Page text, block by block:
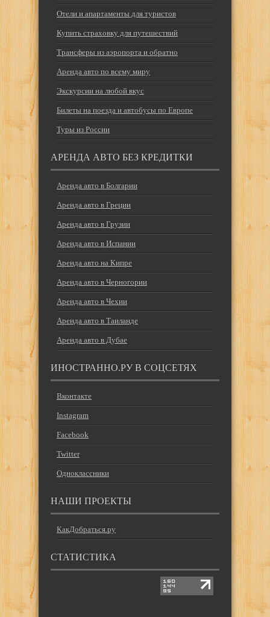
Отели и апартаменты для туристов
Купить страховку для путешествий
Трансферы из аэропорта и обратно
Аренда авто по всему миру
Экскурсии на любой вкус
Билеты на поезда и автобусы по Европе
Туры из России
АРЕНДА АВТО БЕЗ КРЕДИТКИ
Аренда авто в Болгарии
Аренда авто в Греции
Аренда авто в Грузии
Аренда авто в Испании
Аренда авто на Кипре
Аренда авто в Черногории
Аренда авто в Чехии
Аренда авто в Таиланде
Аренда авто в Дубае
ИНОСТРАННО.РУ В СОЦСЕТЯХ
Вконтакте
Instagram
Facebook
Twitter
Одноклассники
НАШИ ПРОЕКТЫ
КакДобраться.ру
СТАТИСТИКА